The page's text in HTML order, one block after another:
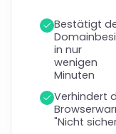
Bestätigt
in nur
wenigen
Minuten
Verhindert
"Nicht